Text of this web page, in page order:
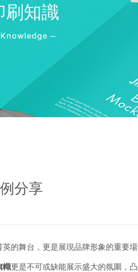
刷知識
─
分享
的舞台，更是展現品牌形象的重要場
幟更是不可或缺能展示盛大的氛圍，凸